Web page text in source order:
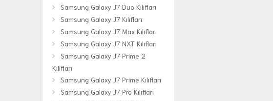
Samsung Galaxy J7 Duo Kılıfları
Samsung Galaxy J7 Kılıfları
Samsung Galaxy J7 Max Kılıfları
Samsung Galaxy J7 NXT Kılıfları
Samsung Galaxy J7 Prime 2
Kılıfları
Samsung Galaxy J7 Prime Kılıfları
Samsung Galaxy J7 Pro Kılıfları